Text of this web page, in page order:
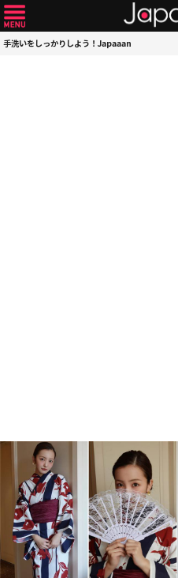
手洗いをしっかりしよう！Japaaan